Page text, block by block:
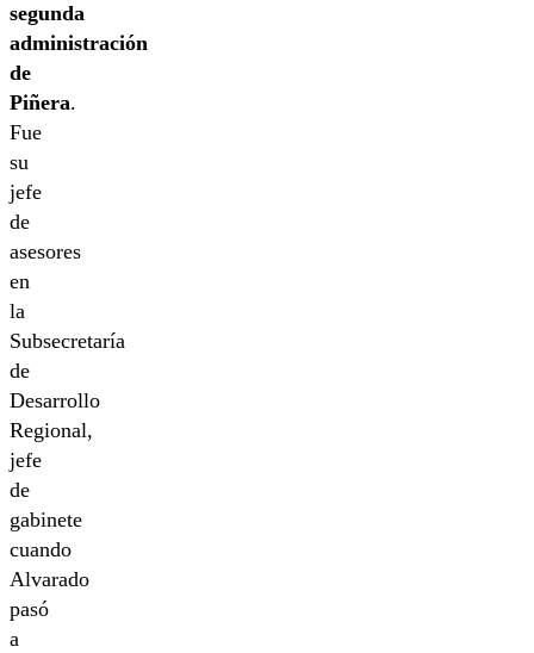
segunda
administración
de
Piñera.
Fue
su
jefe
de
asesores
en
la
Subsecretaría
de
Desarrollo
Regional,
jefe
de
gabinete
cuando
Alvarado
pasó
a